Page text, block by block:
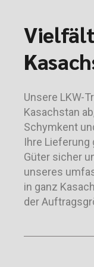
Unsere LKW-
Kasachstan
Schymkent
Ihre Lieferung
Güter sicher
unseres
in ganz
der